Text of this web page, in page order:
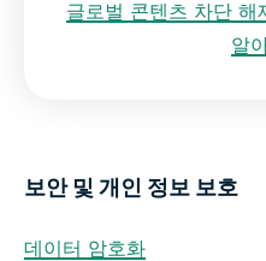
글로벌 콘텐츠 차단 해
알
보안 및 개인 정보 보호
데이터 암호화